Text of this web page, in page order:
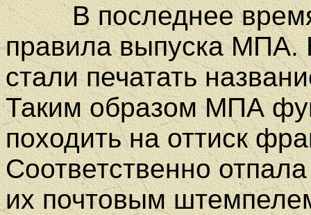
В последнее время
правила выпуска МПА.
стали печатать
Таким образом МПА
походить на оттиск
Соответственно
их почтовым